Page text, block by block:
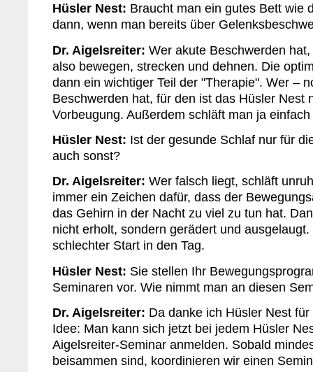
Hüsler Nest: Braucht man ein gutes Bett wie
dann, wenn man bereits über
Dr. Aigelsreiter: Wer akute Beschwerden
also bewegen, strecken und dehnen. Die
dann ein wichtiger Teil der "Therapie". Wer –
Beschwerden hat, für den ist das Hüsler Nest
Vorbeugung. Außerdem schläft man ja
Hüsler Nest: Ist der gesunde Schlaf nur für
auch sonst?
Dr. Aigelsreiter: Wer falsch liegt, schläft
immer ein Zeichen dafür, dass der
das Gehirn in der Nacht zu viel zu tun hat.
nicht erholt, sondern gerädert und
schlechter Start in den Tag.
Hüsler Nest: Sie stellen Ihr
Seminaren vor. Wie nimmt man an diesen
Dr. Aigelsreiter: Da danke ich Hüsler Nest
Idee: Man kann sich jetzt bei jedem Hüsler
Aigelsreiter-Seminar anmelden. Sobald
beisammen sind, koordinieren wir einen